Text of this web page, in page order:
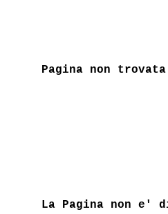
Pagina non trovata
La Pagina non e'